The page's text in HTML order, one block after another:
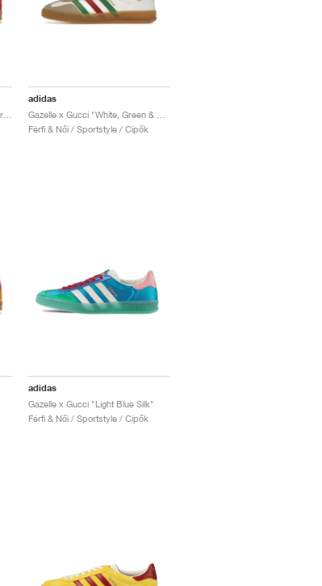
Gazelle x Gucci "Red GG Monogram"
adidas
Férfi & Női / Sportstyle / Cipők
adidas
Gazelle x Gucci "Light Blue Silk"
Férfi & Női / Sportstyle / Cipők